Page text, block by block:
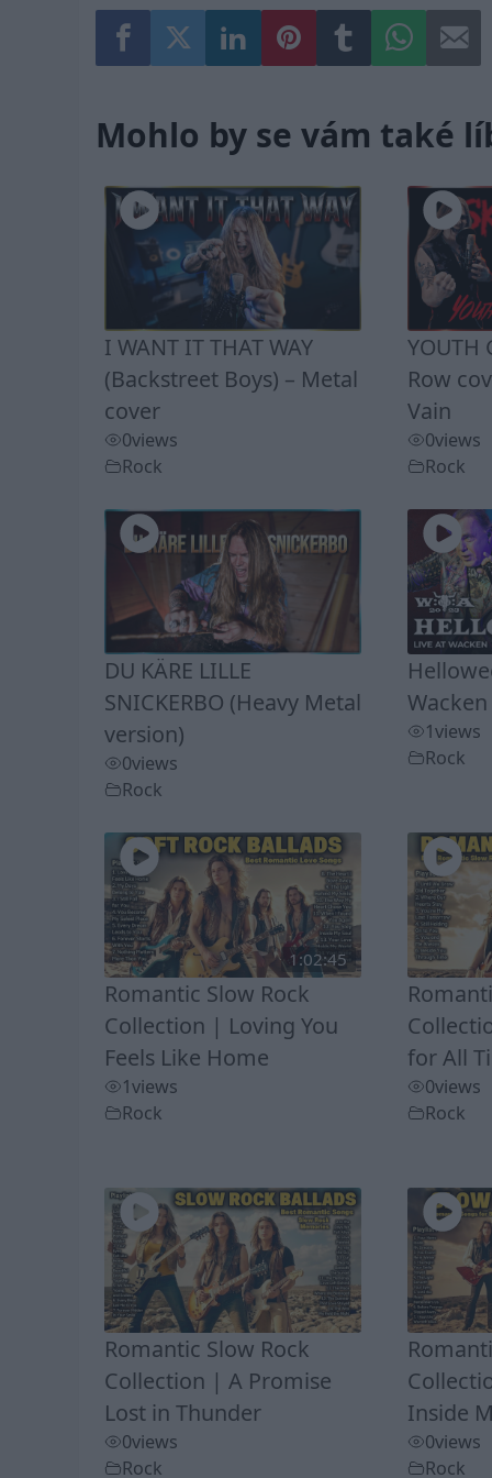
Mohlo by se vám také
I WANT IT THAT WAY
(Backstreet Boys) – Metal
cover
0views
Rock
YOUTH
Row
Vain
0views
Rock
DU KÄRE LILLE
SNICKERBO (Heavy Metal
version)
0views
Rock
1views
Rock
1:02:45
Romantic Slow Rock
Collection | Loving You
Feels Like Home
1views
Rock
for All
0views
Rock
Romantic Slow Rock
Collection | A Promise
Lost in Thunder
0views
Rock
Inside
0views
Rock